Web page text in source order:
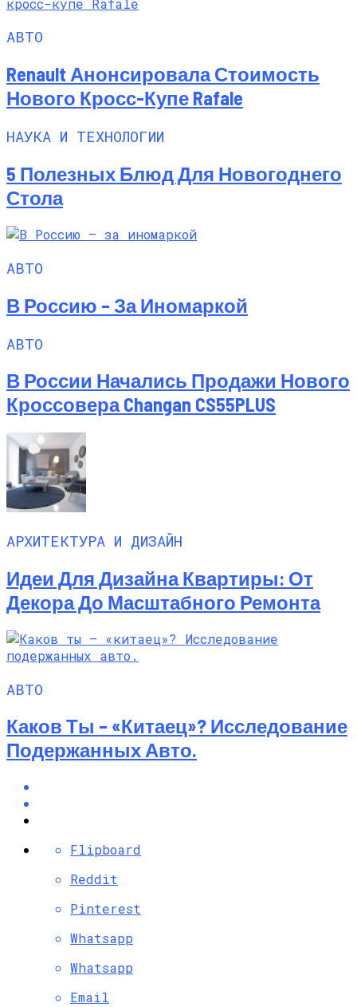
АВТО
Renault Анонсировала Стоимость
Нового Кросс-Купе Rafale
НАУКА И ТЕХНОЛОГИИ
5 Полезных Блюд Для Новогоднего
Стола
АВТО
В Россию – За Иномаркой
АВТО
В России Начались Продажи Нового
Кроссовера Changan CS55PLUS
АРХИТЕКТУРА И ДИЗАЙН
Идеи Для Дизайна Квартиры: От
Декора До Масштабного Ремонта
АВТО
Каков Ты – «китаец»? Исследование
Подержанных Авто.
Flipboard
Reddit
Pinterest
Whatsapp
Whatsapp
Email